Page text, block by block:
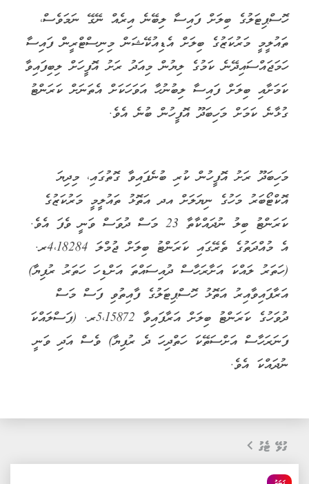
ހޮސްޕިޓަލުގެ ބިލަށް ފައިސާ ލިބޭނެ އިރެއް ނޭގޭ ނަމަވެސް،
ތައުލީމީ މަރުކަޒުގެ ބިލަށް އެޑިއުކޭޝަން މިނިސްޓްރީން ފައިސާ
ހަމަޖައްސައިދޭނެ ކަމުގެ ލިޔުން މިއަދު ރަށު އޮފީހަށް ލިބިފައިވާ
ކަމަށާއި ބިލަށް ފައިސާ ލިބުނުހާ އަވަހަކަށް އެތަނަށް ކަރަންޓު
ގުޅާނެ ކަމަށް މަހިބަދޫ އޮފީހުން ބުނެ އެވެ.
މަހިބަދޫ ރަށު އޮފީހުން ކުރި ބުނެފައިވާ ގޮތުގައި، މިދިޔަ
އޮކްޓޯބަރު މަހުގެ ނިޔަލަށް އދ އަތޮޅު ތައުލީމީ މަރުކަޒުގެ
ކަރަންޓު ބިލު ނުދައްކާތާ 23 މަސް ދުވަސް ވަނީ ވެފަ އެވެ.
އެ މުއްދަތުގެ ތެރޭގައި ކަރަންޓު ބިލަށް ޖުމްލަ 4،18284ރ.
(ހަތަރު ލައްކަ އަށާރަހާސް ދުއިސައްތަ އަށްޑިހަ ހަތަރު ރުފިޔާ)
އަރާފައިވާއިރު އަތޮޅު ހޮސްޕިޓަލުގެ ފާއިތުވި ފަސް މަސް
ދުވަހުގެ ކަރަންޓު ބިލަށް އަރާފައިވާ 5،15872ރ. (ފަސްލައްކަ
ފަނަރަހާސް އަށްސަތޭކަ ހަތްދިހަ ދެ ރުފިޔާ) ވެސް އަދި ވަނީ
ނުދައްކަ އެވެ.
ގުޅޭ ޓެގު